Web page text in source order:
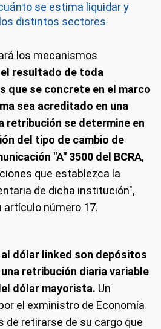
se estima liquidar y
distintos sectores
los mecanismos
el resultado de toda
que se concrete en el marco
sea acreditado en una
retribución se determine en
del tipo de cambio de
"A" 3500 del BCRA,
que establezca la
de dicha institución",
artículo número 17.
dólar linked son depósitos
retribución diaria variable
dólar mayorista. Un
el exministro de Economía
de retirarse de su cargo que